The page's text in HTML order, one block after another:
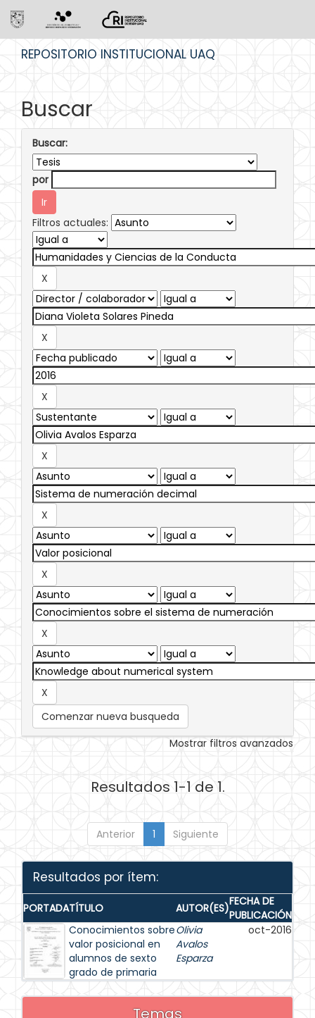
REPOSITORIO INSTITUCIONAL UAQ
Buscar
Buscar:
por
Filtros actuales:
Comenzar nueva busqueda
Mostrar filtros avanzados
Resultados 1-1 de 1.
Anterior 1 Siguiente
Resultados por ítem:
PORTADATÍTULO AUTOR(ES)FECHA DE
PUBLICACIÓN
Conocimientos sobre
valor posicional en
alumnos de sexto
grado de primaria
Olivia
Avalos
Esparza
oct-2016
Temas